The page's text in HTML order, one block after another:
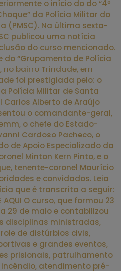
o início do do “4º
da Polícia Militar do
(PMSC). Na última sexta-
publicou uma notícia
do curso mencionado.
do “Grupamento de Polícia
no bairro Trindade, em
foi prestigiada pelo: o
Polícia Militar de Santa
Carlos Alberto de Araújo
o comandante-geral,
o chefe do Estado-
Cardoso Pacheco, o
de Apoio Especializado da
Minton Kern Pinto, e o
tenente-coronel Maurício
e convidados. Leia
que é transcrita a seguir:
AQUI O curso, que formou 23
29 de maio e contabilizou
disciplinas ministradas,
de distúrbios civis,
e grandes eventos,
prisionais, patrulhamento
atendimento pré-